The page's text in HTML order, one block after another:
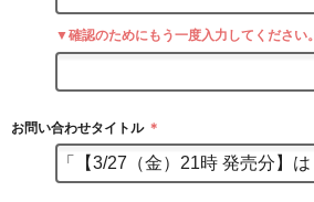
▼確認のためにもう一度入力してください。
お問い合わせタイトル ＊